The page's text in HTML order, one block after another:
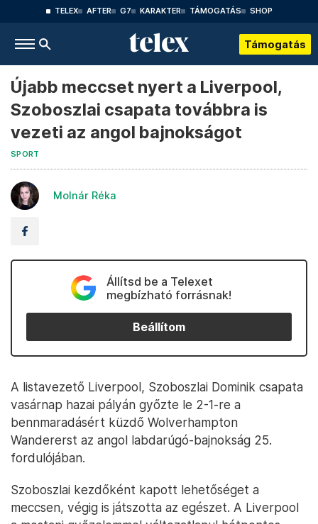
TELEX AFTER G7 KARAKTER TÁMOGATÁS SHOP
Támogatás
Újabb meccset nyert a Liverpool,
Szoboszlai csapata továbbra is
vezeti az angol bajnokságot
SPORT
Molnár Réka
Állítsd be a Telexet
megbízható forrásnak!
Beállítom
A listavezető Liverpool, Szoboszlai Dominik csapata
vasárnap hazai pályán győzte le 2-1-re a
bennmaradásért küzdő Wolverhampton
Wandererst az angol labdarúgó-bajnokság 25.
fordulójában.
Szoboszlai kezdőként kapott lehetőséget a
meccsen, végig is játszotta az egészet. A Liverpool